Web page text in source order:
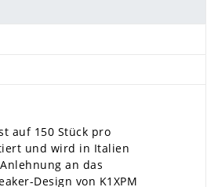
auf 150 Stück pro
und wird in Italien
an das
Design von K1XPM